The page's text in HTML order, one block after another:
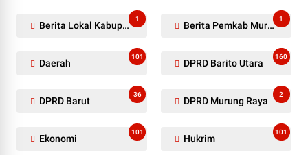
Berita Lokal Kabupaten Barito Utara
1
Berita Pemkab Murung Raya
1
Daerah
101
DPRD Barito Utara
160
DPRD Barut
36
DPRD Murung Raya
2
Ekonomi
101
Hukrim
101